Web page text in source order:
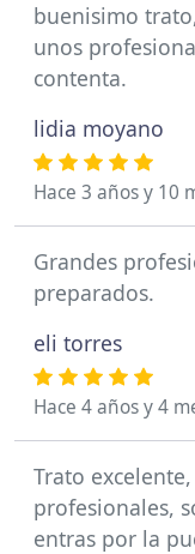
buenisimo
unos
contenta.
lidia moyano
Hace 3 años y 10
Grandes
preparados.
eli torres
Hace 4 años y 4
Trato
profesionales,
entras por la